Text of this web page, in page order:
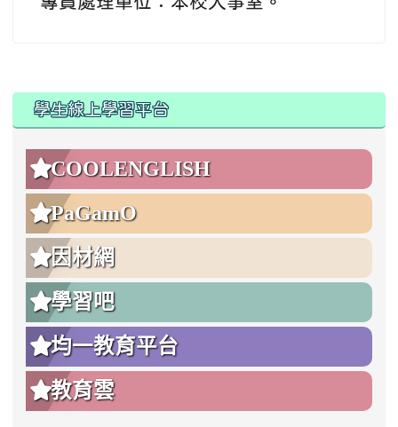
學生線上學習平台
COOLENGLISH
PaGamO
因材網
學習吧
均一教育平台
教育雲